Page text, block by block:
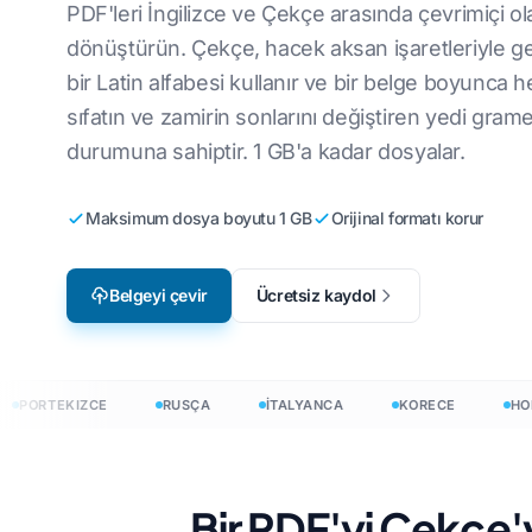
Video Oyunu Yerelleştirme
e-Öğrenim
CSV
JSON'u çevir
HTML Çevirmen
.DOCX Kelime
Excel Dosya
İngilizce'den Korece'ye
İngilizce - Arapça
İngilizce'den Türkçe'ye
İngilizce'den Urducaya
PDF'leri İngilizce ve Çekçe arasında çevrimiçi
dönüştürün. Çekçe, hacek aksan işaretleriyle
bir Latin alfabesi kullanır ve bir belge boyunca
sıfatın ve zamirin sonlarını değiştiren yedi
durumuna sahiptir. 1 GB'a kadar dosyalar.
Maksimum dosya boyutu 1 GB Orijinal formatı korur
Belgeyi çevir Ücretsiz kaydol
RUSÇA İTALYANCA KORECE